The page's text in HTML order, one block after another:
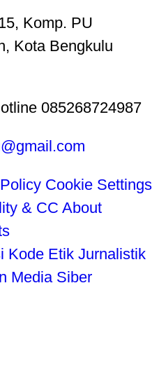
Komp. PU
Kota Bengkulu
085268724987
Cookie Settings
& CC About
Kode Etik Jurnalistik
Media Siber